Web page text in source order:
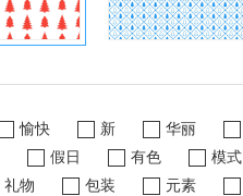
愉快 新 华丽
假日 有色 模式
礼物 包装 元素